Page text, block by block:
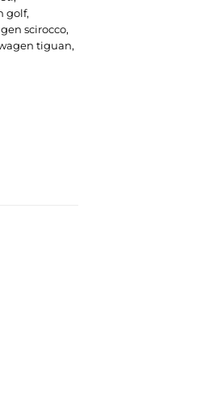
golf,
scirocco,
tiguan,